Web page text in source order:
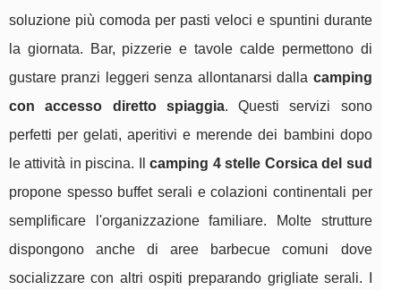
soluzione più comoda per pasti veloci e spuntini durante
la giornata. Bar, pizzerie e tavole calde permettono di
gustare pranzi leggeri senza allontanarsi dalla camping
con accesso diretto spiaggia. Questi servizi sono
perfetti per gelati, aperitivi e merende dei bambini dopo
le attività in piscina. Ilcamping 4 stelle Corsica del sud
propone spesso buffet serali e colazioni continentali per
semplificare l'organizzazione familiare. Molte strutture
dispongono anche di aree barbecue comuni dove
socializzare con altri ospiti preparando grigliate serali. I